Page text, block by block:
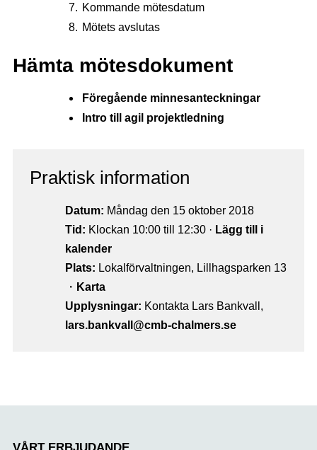
Kommande mötesdatum
Mötets avslutas
Hämta mötesdokument
Föregående minnesanteckningar
Intro till agil projektledning
Praktisk information
Datum: Måndag den 15 oktober 2018
Tid: Klockan 10:00 till 12:30 · Lägg till i
kalender
Plats: Lokalförvaltningen, Lillhagsparken 13
・ Karta
Upplysningar: Kontakta Lars Bankvall,
lars.bankvall@cmb-chalmers.se